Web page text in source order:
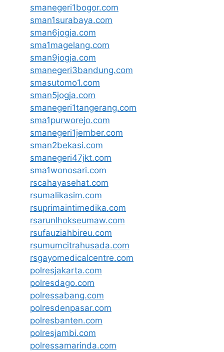
smanegeri1bogor.com
sman1surabaya.com
sman6jogja.com
sma1magelang.com
sman9jogja.com
smanegeri3bandung.com
smasutomo1.com
sman5jogja.com
smanegeri1tangerang.com
sma1purworejo.com
smanegeri1jember.com
sman2bekasi.com
smanegeri47jkt.com
sma1wonosari.com
rscahayasehat.com
rsumalikasim.com
rsuprimaintimedika.com
rsarunlhokseumaw.com
rsufauziahbireu.com
rsumumcitrahusada.com
rsgayomedicalcentre.com
polresjakarta.com
polresdago.com
polressabang.com
polresdenpasar.com
polresbanten.com
polresjambi.com
polressamarinda.com